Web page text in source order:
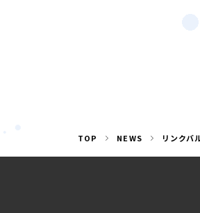
TOP NEWS リンクバ